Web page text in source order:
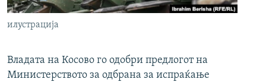
илустрација
Владата на Косово го одобри предлогот на
Министерството за одбрана за испраќање